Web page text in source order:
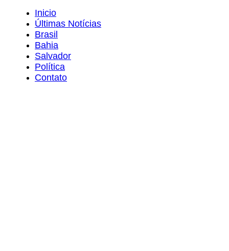
Inicio
Últimas Notícias
Brasil
Bahia
Salvador
Política
Contato